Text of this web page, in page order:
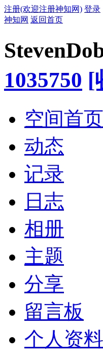
注册(欢迎注册神知网) 登录
神知网 返回首页
1035750 [
空间首页
动态
记录
日志
相册
主题
分享
留言板
个人资料